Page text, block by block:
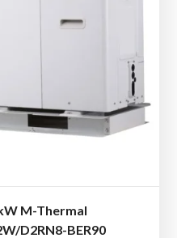
M-Thermal
D2RN8-BER90